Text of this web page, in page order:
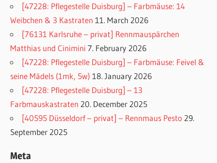
[47228: Pflegestelle Duisburg] – Farbmäuse: 14
Weibchen & 3 Kastraten 11. March 2026
[76131 Karlsruhe – privat] Rennmauspärchen
Matthias und Cinimini 7. February 2026
[47228: Pflegestelle Duisburg] – Farbmäuse: Feivel &
seine Mädels (1mk, 5w) 18. January 2026
[47228: Pflegestelle Duisburg] – 13
Farbmauskastraten 20. December 2025
[40595 Düsseldorf – privat] – Rennmaus Pesto 29.
September 2025
Meta